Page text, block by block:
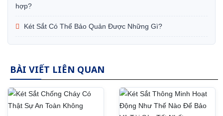
hợp?
Két Sắt Có Thể Bảo Quản Được Những Gì?
BÀI VIẾT LIÊN QUAN